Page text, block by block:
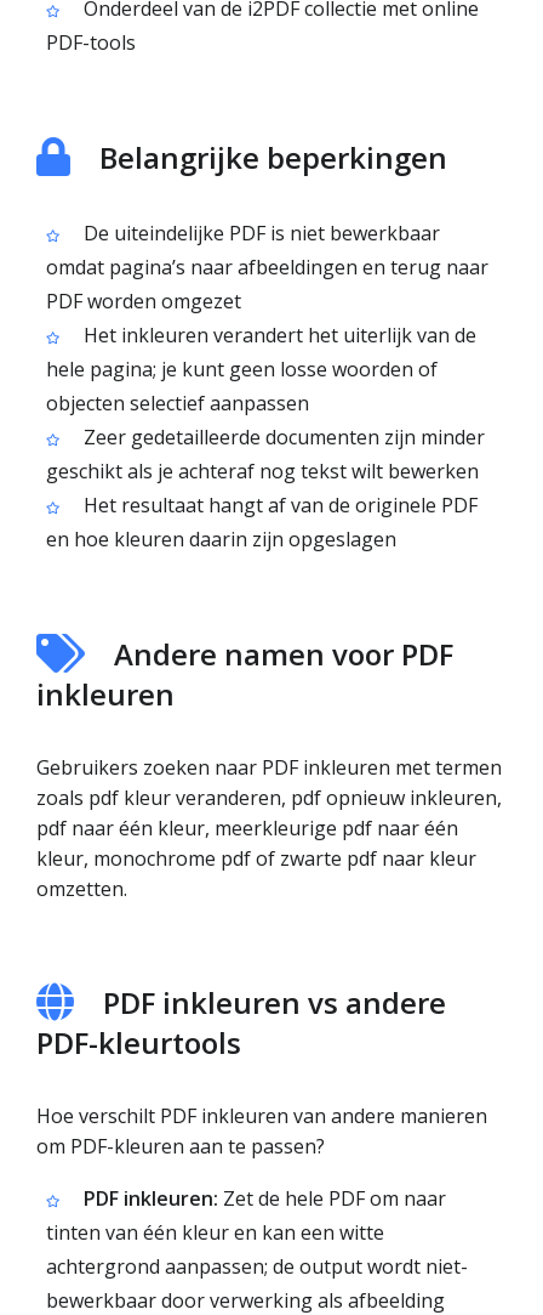
Onderdeel van de i2PDF collectie met online
PDF-tools
Belangrijke beperkingen
De uiteindelijke PDF is niet bewerkbaar
omdat pagina’s naar afbeeldingen en terug naar
PDF worden omgezet
Het inkleuren verandert het uiterlijk van de
hele pagina; je kunt geen losse woorden of
objecten selectief aanpassen
Zeer gedetailleerde documenten zijn minder
geschikt als je achteraf nog tekst wilt bewerken
Het resultaat hangt af van de originele PDF
en hoe kleuren daarin zijn opgeslagen
Andere namen voor PDF
inkleuren
Gebruikers zoeken naar PDF inkleuren met termen
zoals pdf kleur veranderen, pdf opnieuw inkleuren,
pdf naar één kleur, meerkleurige pdf naar één
kleur, monochrome pdf of zwarte pdf naar kleur
omzetten.
PDF inkleuren vs andere
PDF-kleurtools
Hoe verschilt PDF inkleuren van andere manieren
om PDF-kleuren aan te passen?
PDF inkleuren: Zet de hele PDF om naar
tinten van één kleur en kan een witte
achtergrond aanpassen; de output wordt niet-
bewerkbaar door verwerking als afbeelding